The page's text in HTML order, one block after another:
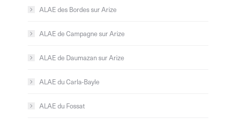
ALAE des Bordes sur Arize
ALAE de Campagne sur Arize
ALAE de Daumazan sur Arize
ALAE du Carla-Bayle
ALAE du Fossat